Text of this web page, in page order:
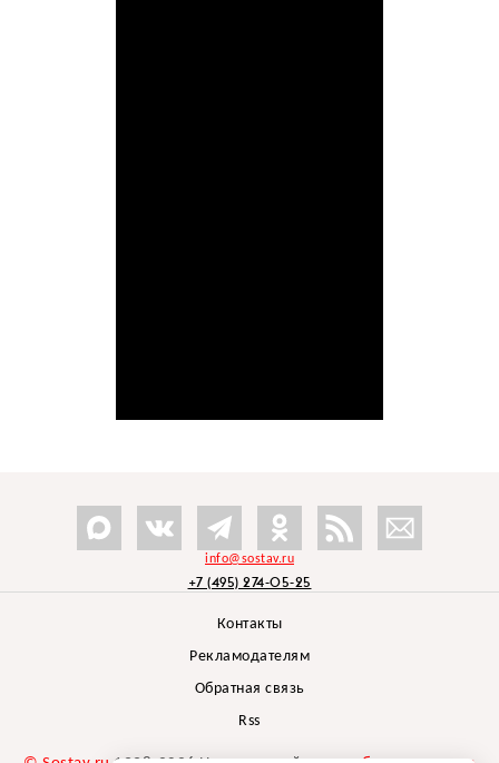
info@sostav.ru
+7 (495) 274-05-25
Контакты
Рекламодателям
Обратная связь
Rss